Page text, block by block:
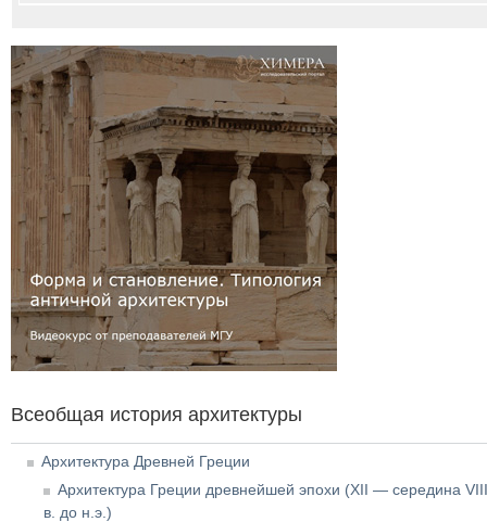
Всеобщая история архитектуры
Архитектура Древней Греции
Архитектура Греции древнейшей эпохи (XII — середина VIII
в. до н.э.)